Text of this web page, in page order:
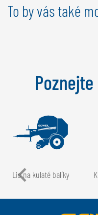
To by vás také
Lis na kulaté balíky